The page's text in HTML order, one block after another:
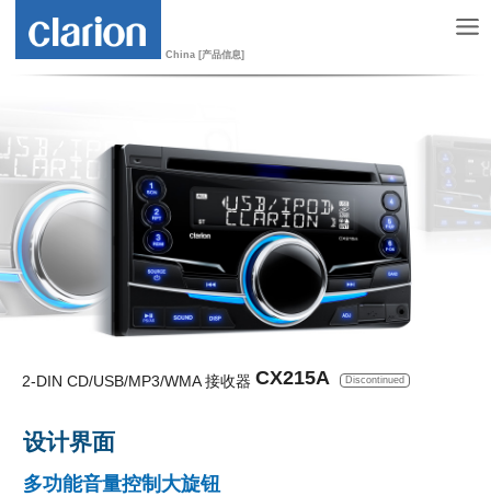
China [产品信息]
2-DIN CD/USB/MP3/WMA 接收器 CX215A Discontinued
设计界面
多功能音量控制大旋钮